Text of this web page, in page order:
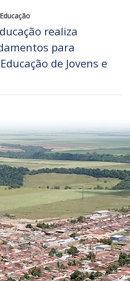
realiza
para
de Jovens e